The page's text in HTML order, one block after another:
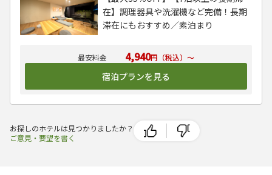
4,940円（税込）～
宿泊プランを見る
在】調理器具や洗濯機など完備！長期
滞在にもおすすめ／素泊まり
お探しのホテルは見つかりましたか？
ご意見・要望を書く